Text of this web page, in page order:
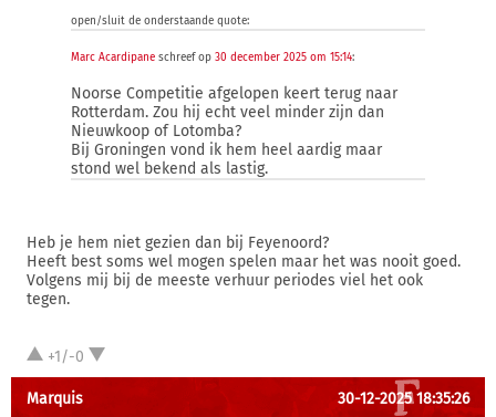
open/sluit de onderstaande quote:
Marc Acardipane schreef op 30 december 2025 om 15:14:
Noorse Competitie afgelopen keert terug naar
Rotterdam. Zou hij echt veel minder zijn dan
Nieuwkoop of Lotomba?
Bij Groningen vond ik hem heel aardig maar
stond wel bekend als lastig.
Heb je hem niet gezien dan bij Feyenoord?
Heeft best soms wel mogen spelen maar het was nooit goed.
Volgens mij bij de meeste verhuur periodes viel het ook
tegen.
+1/-0
Marquis 30-12-2025 18:35:26